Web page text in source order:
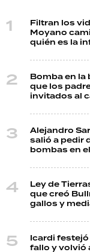
Filtran los
Moyano
quién es la
Bomba en la
que los
invitados al
Alejandro
salió a pedir
bombas en
Ley de
que creó
gallos y
Icardi
fallo y volvió